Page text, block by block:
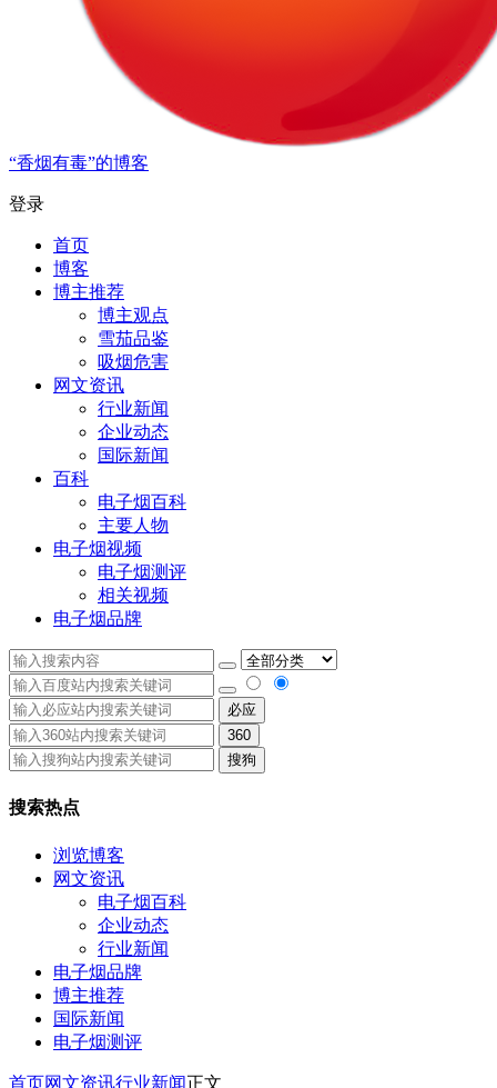
“香烟有毒”的博客
登录
首页
博客
博主推荐
博主观点
雪茄品鉴
吸烟危害
网文资讯
行业新闻
企业动态
国际新闻
百科
电子烟百科
主要人物
电子烟视频
电子烟测评
相关视频
电子烟品牌
必应
360
搜狗
搜索热点
浏览博客
网文资讯
电子烟百科
企业动态
行业新闻
电子烟品牌
博主推荐
国际新闻
电子烟测评
首页网文资讯行业新闻正文